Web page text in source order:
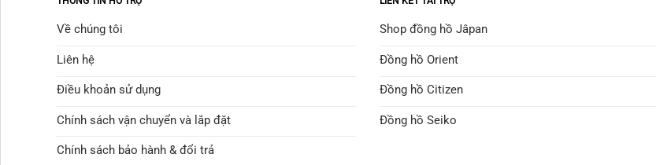
Về chúng tôi
Liên hệ
Điều khoản sử dụng
Chính sách vận chuyển và lắp đặt
Chính sách bảo hành & đổi trả
Shop đồng hồ Jâpan
Đồng hồ Orient
Đồng hồ Citizen
Đồng hồ Seiko